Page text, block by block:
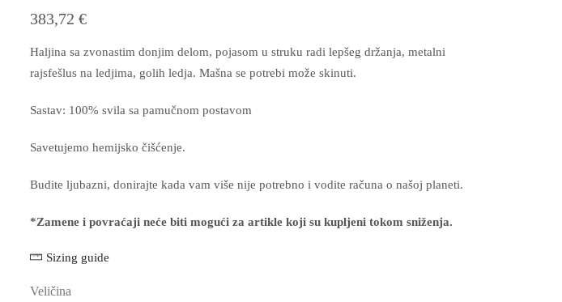
383,72 €
Haljina sa zvonastim donjim delom, pojasom u struku radi lepšeg držanja, metalni
rajsfešlus na ledjima, golih ledja. Mašna se potrebi može skinuti.
Sastav: 100% svila sa pamučnom postavom
Savetujemo hemijsko čišćenje.
Budite ljubazni, donirajte kada vam više nije potrebno i vodite računa o našoj planeti.
*Zamene i povraćaji neće biti mogući za artikle koji su kupljeni tokom sniženja.
Sizing guide
Veličina